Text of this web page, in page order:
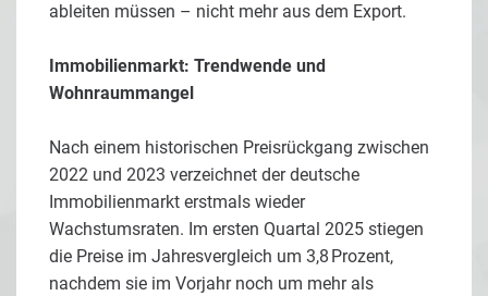
ableiten müssen – nicht mehr aus dem Export.
Immobilienmarkt: Trendwende und
Wohnraummangel
Nach einem historischen Preisrückgang zwischen
2022 und 2023 verzeichnet der deutsche
Immobilienmarkt erstmals wieder
Wachstumsraten. Im ersten Quartal 2025 stiegen
die Preise im Jahresvergleich um 3,8 Prozent,
nachdem sie im Vorjahr noch um mehr als